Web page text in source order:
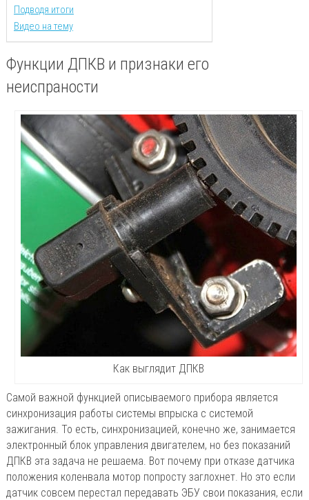
Подводя итоги
Видео на тему
Функции ДПКВ и признаки его
неиспраности
Как выглядит ДПКВ
Самой важной функцией описываемого прибора является
синхронизация работы системы впрыска с системой
зажигания. То есть, синхронизацией, конечно же, занимается
электронный блок управления двигателем, но без показаний
ДПКВ эта задача не решаема. Вот почему при отказе датчика
положения коленвала мотор попросту заглохнет. Но это если
датчик совсем перестал передавать ЭБУ свои показания, если